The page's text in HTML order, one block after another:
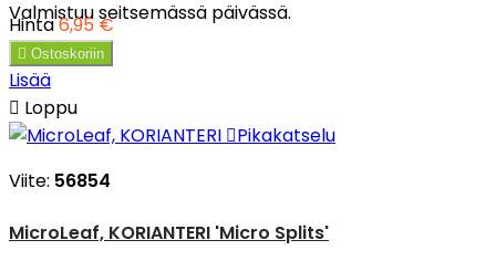
Valmistuu seitsemässä päivässä.
Hinta6,95 €
 Ostoskoriin
Lisää
 Loppu
Pikakatselu
Viite: 56854
MicroLeaf, KORIANTERI 'Micro Splits'